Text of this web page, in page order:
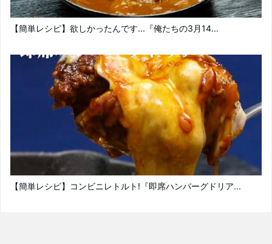
【簡単レシピ】欲しかったんです...『俺たちの3月14...
【簡単レシピ】コンビニレトルト!『即席ハンバーグドリア...